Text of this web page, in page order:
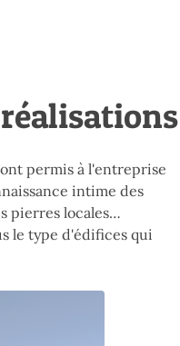
permis à l'entreprise
intime des
pierres locales…
le type d'édifices qui